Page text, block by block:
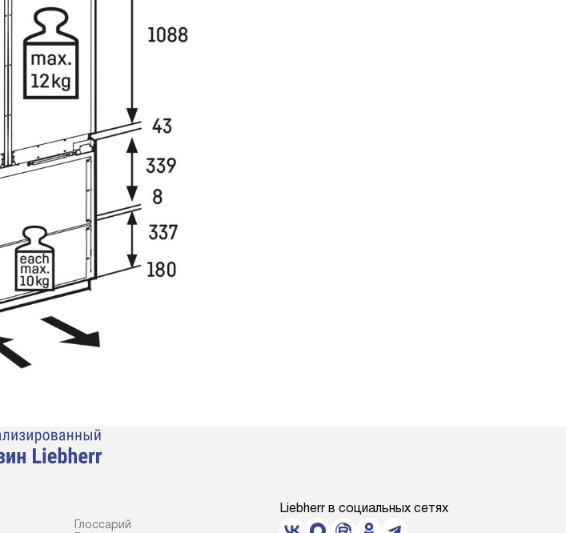
Глоссарий
Liebherr в социальных сетях